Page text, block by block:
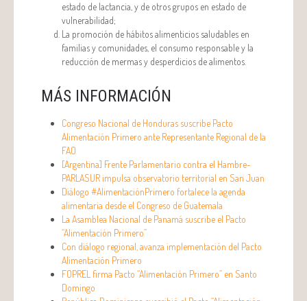
estado de lactancia, y de otros grupos en estado de
vulnerabilidad;
La promoción de hábitos alimenticios saludables en
familias y comunidades, el consumo responsable y la
reducción de mermas y desperdicios de alimentos.
MÁS INFORMACIÓN
Congreso Nacional de Honduras suscribe Pacto
Alimentación Primero ante Representante Regional de la
FAO
[Argentina] Frente Parlamentario contra el Hambre-
PARLASUR impulsa observatorio territorial en San Juan
Diálogo #AlimentaciónPrimero fortalece la agenda
alimentaria desde el Congreso de Guatemala
La Asamblea Nacional de Panamá suscribe el Pacto
“Alimentación Primero”
Con diálogo regional, avanza implementación del Pacto
Alimentación Primero
FOPREL firma Pacto “Alimentación Primero” en Santo
Domingo